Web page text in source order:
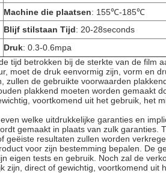
Machine die plaatsen: 155℃-185℃
Blijf stilstaan Tijd: 20-28seconds
Druk: 0.3-0.6mpa
tijd betrokken bij de sterkte van de film
moet de druk eenvormig zijn, vorm en
zullen de gebruikte voorwaarden
plakkend moeten worden gemaakt
voortkomend uit het gebruik, het
welke uitdrukkelijke garanties en
gemaakt in plaats van zulk garanties.
geëiste resultaten zullen worden
voor zijn bestemming bepalen. De
eigen tests en gebruik. Noch zal de
zijn, direct of gewichtig, voortkomend